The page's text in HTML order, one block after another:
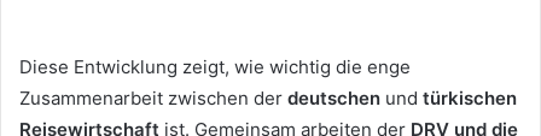
Diese Entwicklung zeigt, wie wichtig die enge
Zusammenarbeit zwischen der deutschen und türkischen
Reisewirtschaft ist. Gemeinsam arbeiten der DRV und die